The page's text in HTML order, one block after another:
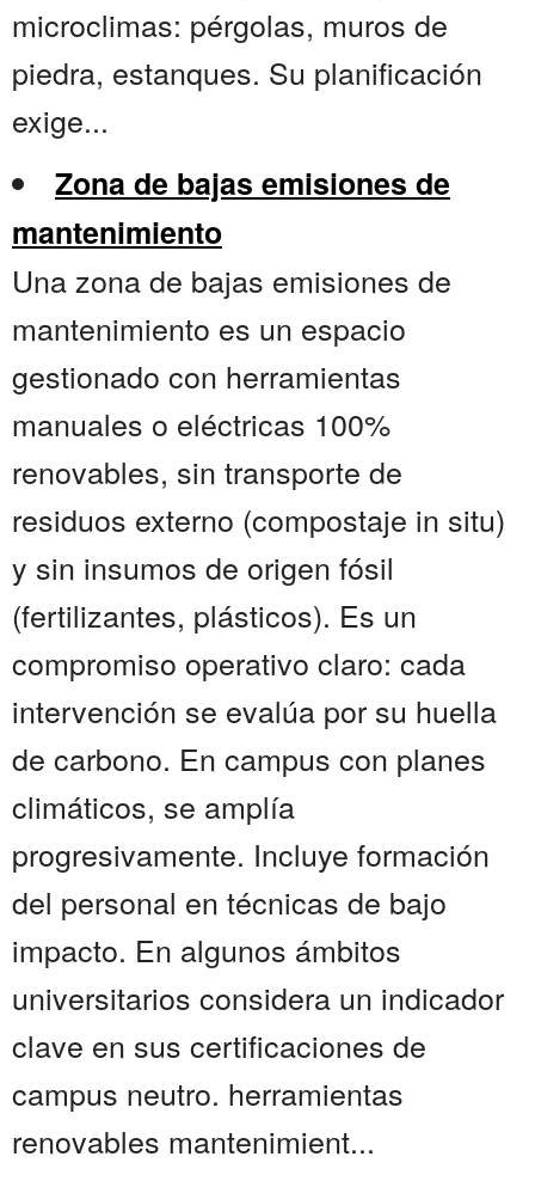
microclimas: pérgolas, muros de
piedra, estanques. Su planificación
exige...
Zona de bajas emisiones de
mantenimiento
Una zona de bajas emisiones de
mantenimiento es un espacio
gestionado con herramientas
manuales o eléctricas 100%
renovables, sin transporte de
residuos externo (compostaje in situ)
y sin insumos de origen fósil
(fertilizantes, plásticos). Es un
compromiso operativo claro: cada
intervención se evalúa por su huella
de carbono. En campus con planes
climáticos, se amplía
progresivamente. Incluye formación
del personal en técnicas de bajo
impacto. En algunos ámbitos
universitarios considera un indicador
clave en sus certificaciones de
campus neutro. herramientas
renovables mantenimient...